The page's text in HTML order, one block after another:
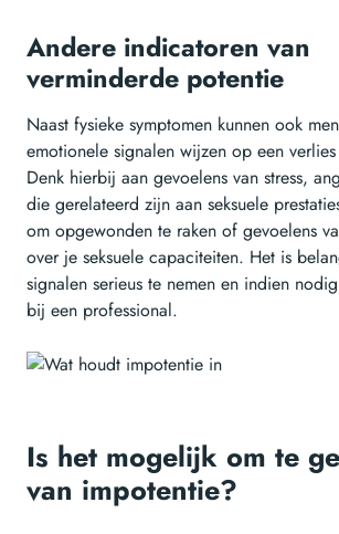
Andere indicatoren van
verminderde potentie
Naast fysieke symptomen kunnen ook
emotionele signalen wijzen op een
Denk hierbij aan gevoelens van stress,
die gerelateerd zijn aan seksuele
om opgewonden te raken of gevoelens
over je seksuele capaciteiten. Het is
signalen serieus te nemen en indien
bij een professional.
Is het mogelijk om te
van impotentie?